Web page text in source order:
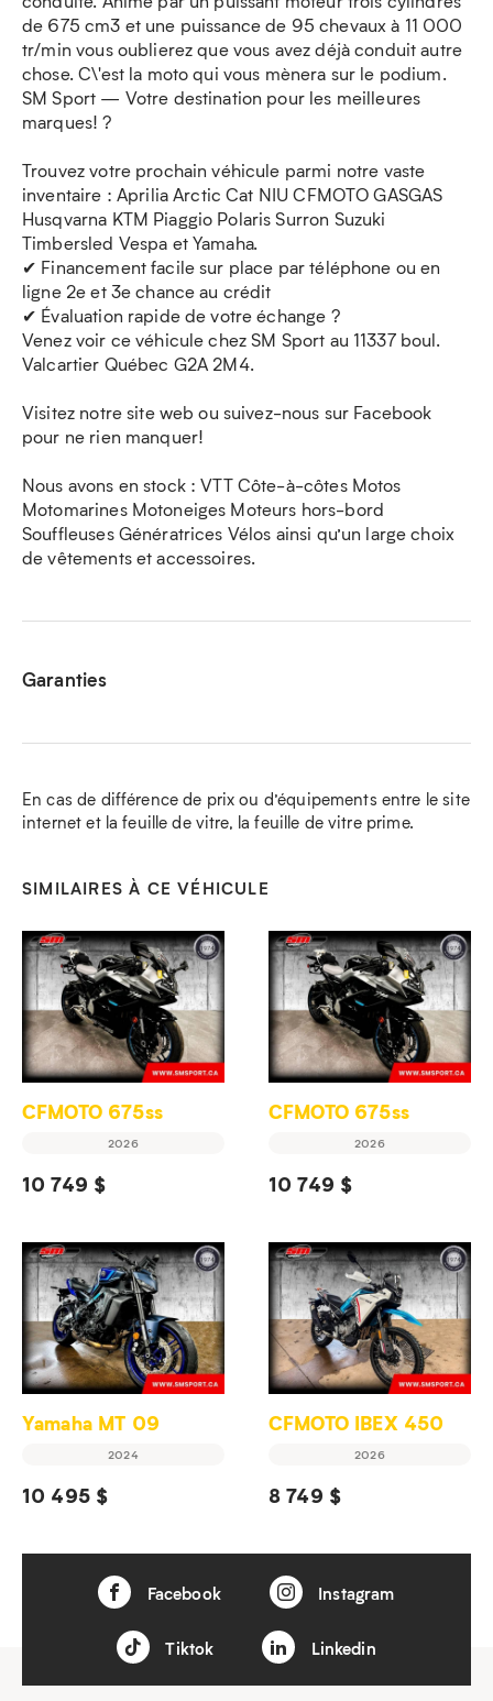
de 675 cm3 et une puissance de 95 chevaux à 11 000
tr/min vous oublierez que vous avez déjà conduit autre
chose. C\'est la moto qui vous mènera sur le podium.
SM Sport — Votre destination pour les meilleures
marques! ?
Trouvez votre prochain véhicule parmi notre vaste
inventaire : Aprilia Arctic Cat NIU CFMOTO GASGAS
Husqvarna KTM Piaggio Polaris Surron Suzuki
Timbersled Vespa et Yamaha.
✔ Financement facile sur place par téléphone ou en
ligne 2e et 3e chance au crédit
✔ Évaluation rapide de votre échange ?
Venez voir ce véhicule chez SM Sport au 11337 boul.
Valcartier Québec G2A 2M4.
Visitez notre site web ou suivez-nous sur Facebook
pour ne rien manquer!
Nous avons en stock : VTT Côte-à-côtes Motos
Motomarines Motoneiges Moteurs hors-bord
Souffleuses Génératrices Vélos ainsi qu’un large choix
de vêtements et accessoires.
Garanties
En cas de différence de prix ou d’équipements entre le site
internet et la feuille de vitre, la feuille de vitre prime.
SIMILAIRES À CE VÉHICULE
CFMOTO 675ss
2026
10 749 $
CFMOTO 675ss
2026
10 749 $
Yamaha MT 09
2024
10 495 $
CFMOTO IBEX 450
2026
8 749 $
Facebook Instagram
Tiktok Linkedin